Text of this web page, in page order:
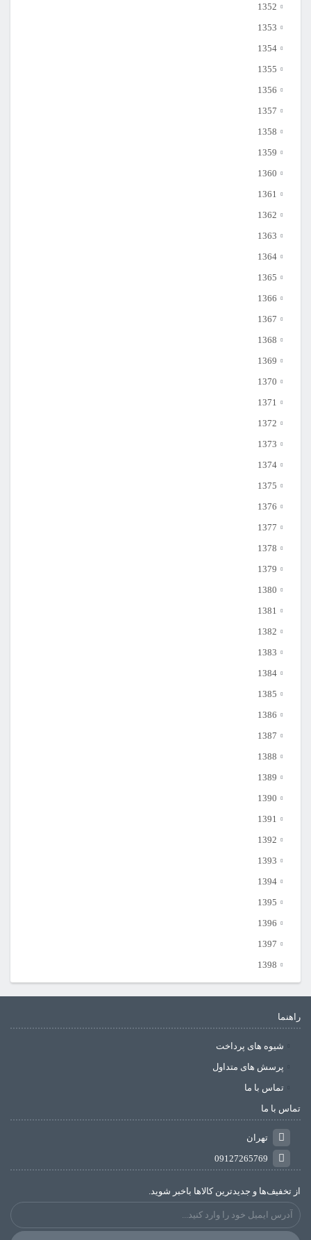
1352
1353
1354
1355
1356
1357
1358
1359
1360
1361
1362
1363
1364
1365
1366
1367
1368
1369
1370
1371
1372
1373
1374
1375
1376
1377
1378
1379
1380
1381
1382
1383
1384
1385
1386
1387
1388
1389
1390
1391
1392
1393
1394
1395
1396
1397
1398
راهنما
شیوه های پرداخت
پرسش های متداول
تماس با ما
تماس با ما
تهران
09127265769
از تخفیف‌ها و جدیدترین‌ کالاها باخبر شوید.